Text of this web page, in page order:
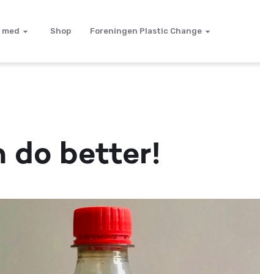
Shop Foreningen Plastic Change
do better!